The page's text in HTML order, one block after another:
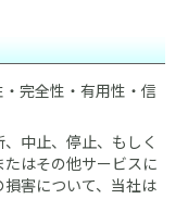
完全性・有用性・信
中止、停止、もしく
はその他サービスに
害について、当社は